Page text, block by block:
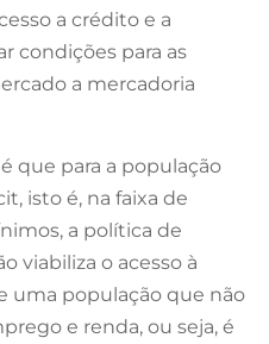
a crédito e a
condições para as
a mercadoria
que para a população
isto é, na faixa de
a política de
viabiliza o acesso à
uma população que não
e renda, ou seja, é